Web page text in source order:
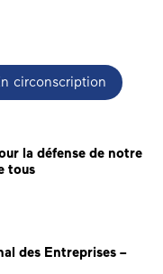
circonscription
la défense de notre
tous
des Entreprises –